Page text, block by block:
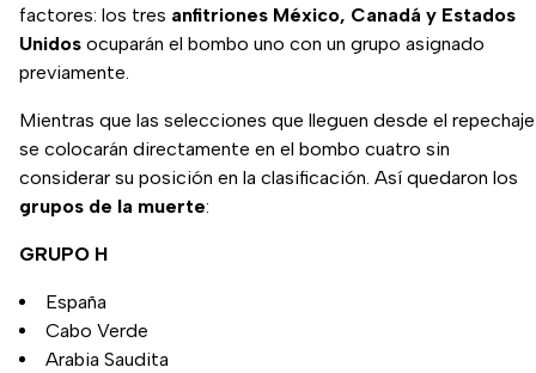
factores: los tres anfitriones México, Canadá y Estados
Unidos ocuparán el bombo uno con un grupo asignado
previamente.
Mientras que las selecciones que lleguen desde el repechaje
se colocarán directamente en el bombo cuatro sin
considerar su posición en la clasificación. Así quedaron los
grupos de la muerte:
GRUPO H
España
Cabo Verde
Arabia Saudita